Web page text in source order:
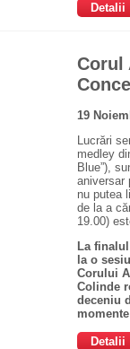
Detalii
Corul
19
Lucrări
medley
Blue”),
aniversar
nu putea
de la a
19.00)
La
la o
Corului
Colinde
deceniu
Detalii